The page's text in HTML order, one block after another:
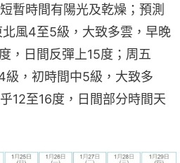
暫時間有陽光及乾燥；預測
風4至5級，大致多雲，早晚
，日間反彈上15度；周五
級，初時間中5級，大致多
12至16度，日間部分時間天